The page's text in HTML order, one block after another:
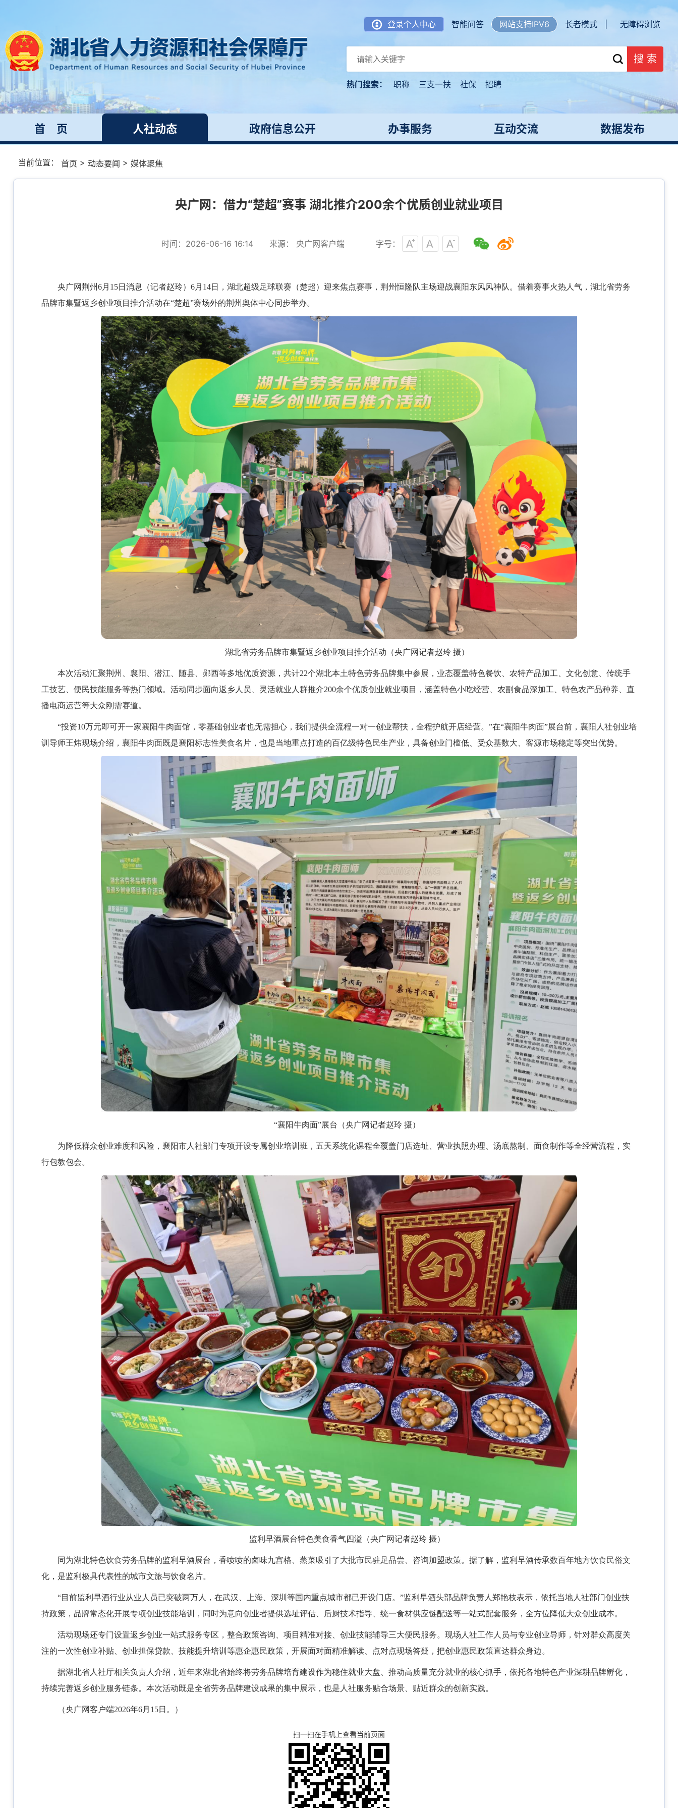
登录个人中心 智能问答 网站支持IPV6 长者模式 | 无障碍浏览
搜 索
热门搜索： 职称 三支一扶 社保 招聘
首 页 人社动态 政府信息公开 办事服务 互动交流 数据发布
当前位置： 首页 > 动态要闻 > 媒体聚焦
央广网：借力“楚超”赛事 湖北推介200余个优质创业就业项目
时间：2026-06-16 16:14 来源： 央广网客户端 字号：
央广网荆州6月15日消息（记者赵玲）6月14日，湖北超级足球联赛（楚超）迎来焦点赛事，荆州恒隆队主场迎战襄阳东风风神队。借着赛事火热人气，湖北省劳务
品牌市集暨返乡创业项目推介活动在“楚超”赛场外的荆州奥体中心同步举办。
湖北省劳务品牌市集暨返乡创业项目推介活动（央广网记者赵玲 摄）
本次活动汇聚荆州、襄阳、潜江、随县、郧西等多地优质资源，共计22个湖北本土特色劳务品牌集中参展，业态覆盖特色餐饮、农特产品加工、文化创意、传统手
工技艺、便民技能服务等热门领域。活动同步面向返乡人员、灵活就业人群推介200余个优质创业就业项目，涵盖特色小吃经营、农副食品深加工、特色农产品种养、直
播电商运营等大众刚需赛道。
“投资10万元即可开一家襄阳牛肉面馆，零基础创业者也无需担心，我们提供全流程一对一创业帮扶，全程护航开店经营。”在“襄阳牛肉面”展台前，襄阳人社创业培
训导师王炜现场介绍，襄阳牛肉面既是襄阳标志性美食名片，也是当地重点打造的百亿级特色民生产业，具备创业门槛低、受众基数大、客源市场稳定等突出优势。
“襄阳牛肉面”展台（央广网记者赵玲 摄）
为降低群众创业难度和风险，襄阳市人社部门专项开设专属创业培训班，五天系统化课程全覆盖门店选址、营业执照办理、汤底熬制、面食制作等全经营流程，实
行包教包会。
监利早酒展台特色美食香气四溢（央广网记者赵玲 摄）
同为湖北特色饮食劳务品牌的监利早酒展台，香喷喷的卤味九宫格、蒸菜吸引了大批市民驻足品尝、咨询加盟政策。据了解，监利早酒传承数百年地方饮食民俗文
化，是监利极具代表性的城市文旅与饮食名片。
“目前监利早酒行业从业人员已突破两万人，在武汉、上海、深圳等国内重点城市都已开设门店。”监利早酒头部品牌负责人郑艳枝表示，依托当地人社部门创业扶
持政策，品牌常态化开展专项创业技能培训，同时为意向创业者提供选址评估、后厨技术指导、统一食材供应链配送等一站式配套服务，全方位降低大众创业成本。
活动现场还专门设置返乡创业一站式服务专区，整合政策咨询、项目精准对接、创业技能辅导三大便民服务。现场人社工作人员与专业创业导师，针对群众高度关
注的一次性创业补贴、创业担保贷款、技能提升培训等惠企惠民政策，开展面对面精准解读、点对点现场答疑，把创业惠民政策直达群众身边。
据湖北省人社厅相关负责人介绍，近年来湖北省始终将劳务品牌培育建设作为稳住就业大盘、推动高质量充分就业的核心抓手，依托各地特色产业深耕品牌孵化，
持续完善返乡创业服务链条。本次活动既是全省劳务品牌建设成果的集中展示，也是人社服务贴合场景、贴近群众的创新实践。
（央广网客户端2026年6月15日。）
扫一扫在手机上查看当前页面